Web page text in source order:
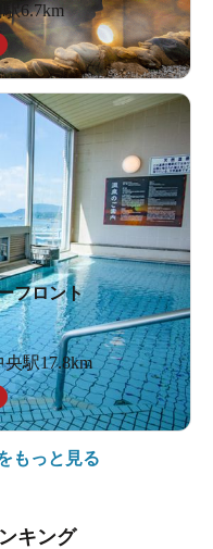
6.7km
フロント
駅17.8km
もっと見る
キング